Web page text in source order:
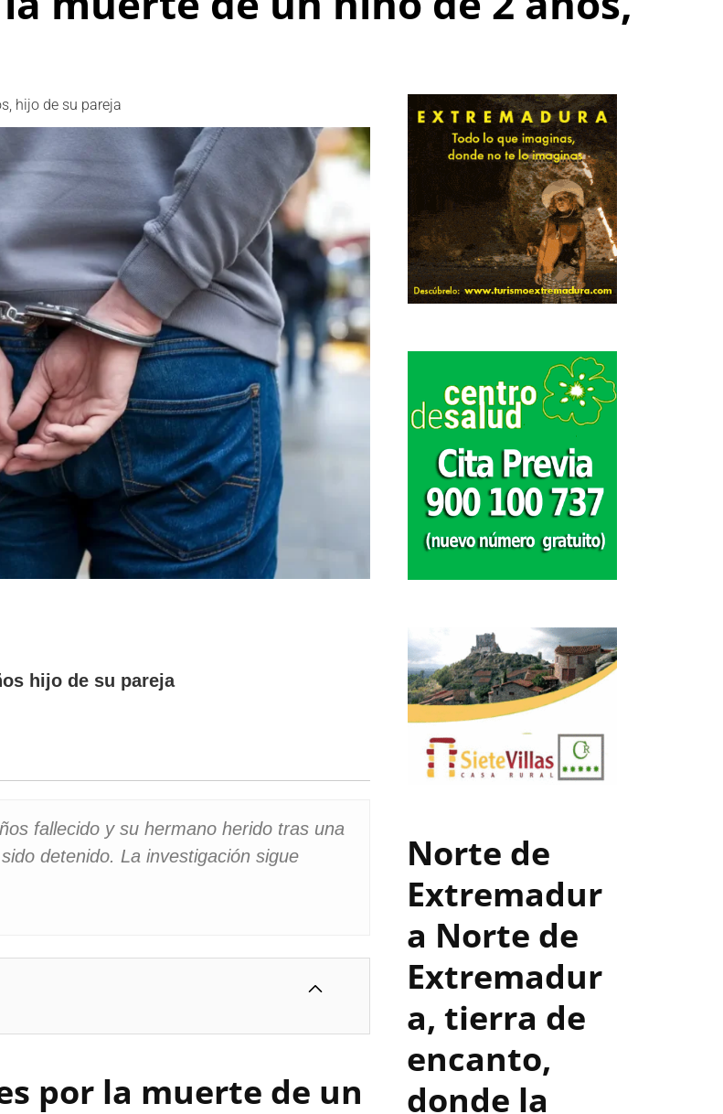
hijo de su pareja
hijo de su pareja
fallecido y su hermano herido tras una
detenido. La investigación sigue
por la muerte de un
Norte de
Extremadur
a Norte de
Extremadur
a, tierra de
encanto,
donde la